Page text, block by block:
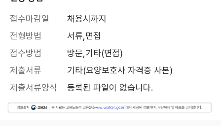
접수마감일
채용시까지
전형방법
서류,면접
접수방법
방문,기타(면접)
제출서류
기타(요양보호사 자격증 사본)
제출서류양식
등록된 파일이 없습니다.